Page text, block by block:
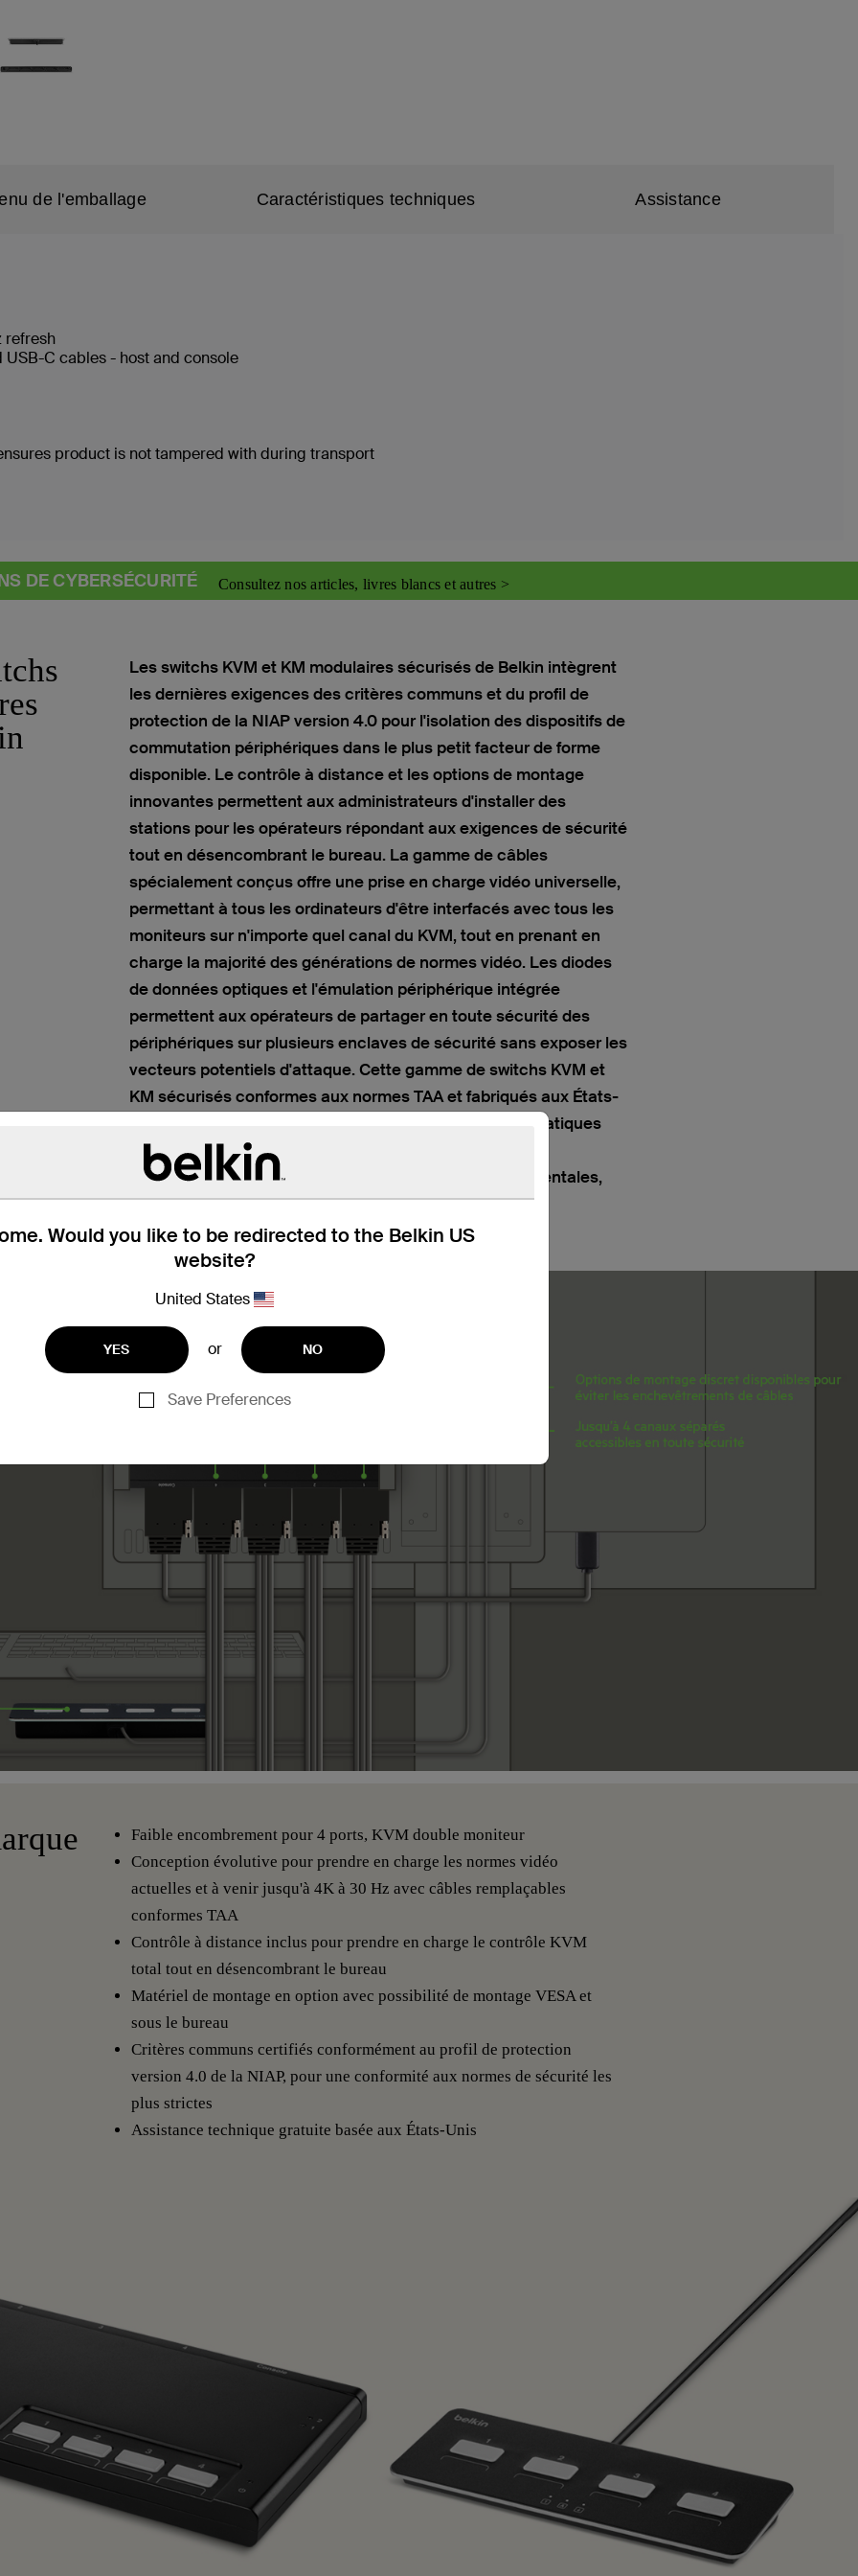
Would you like to be redirected to the Belkin US
website?
United States
YES or NO
Save Preferences
de l'emballage Caractéristiques techniques Assistance
refresh
USB-C cables - host and console
product is not tampered with during transport
DE CYBERSÉCURITÉ Consultez nos articles, livres blancs et autres >
Les switchs KVM et KM modulaires sécurisés de Belkin intègrent
les dernières exigences des critères communs et du profil de
protection de la NIAP version 4.0 pour l'isolation des dispositifs de
commutation périphériques dans le plus petit facteur de forme
disponible. Le contrôle à distance et les options de montage
innovantes permettent aux administrateurs d'installer des
stations pour les opérateurs répondant aux exigences de sécurité
tout en désencombrant le bureau. La gamme de câbles
spécialement conçus offre une prise en charge vidéo universelle,
permettant à tous les ordinateurs d'être interfacés avec tous les
moniteurs sur n'importe quel canal du KVM, tout en prenant en
charge la majorité des générations de normes vidéo. Les diodes
de données optiques et l'émulation périphérique intégrée
permettent aux opérateurs de partager en toute sécurité des
périphériques sur plusieurs enclaves de sécurité sans exposer les
vecteurs potentiels d'attaque. Cette gamme de switchs KVM et
KM sécurisés conformes aux normes TAA et fabriqués aux États-
Unis convient parfaitement aux environnements informatiques
exigeant des dispositions rigoureuses en matière de
cybersécurité, notamment les applications gouvernementales,
militaires et de santé.
Faible encombrement pour 4 ports, KVM double moniteur
Conception évolutive pour prendre en charge les normes vidéo
actuelles et à venir jusqu'à 4K à 30 Hz avec câbles remplaçables
conformes TAA
Contrôle à distance inclus pour prendre en charge le contrôle KVM
total tout en désencombrant le bureau
Matériel de montage en option avec possibilité de montage VESA et
sous le bureau
Critères communs certifiés conformément au profil de protection
version 4.0 de la NIAP, pour une conformité aux normes de sécurité les
plus strictes
Assistance technique gratuite basée aux États-Unis